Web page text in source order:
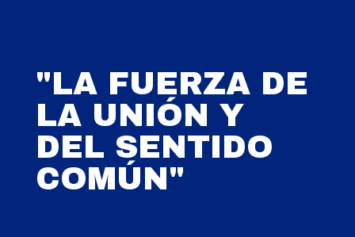
"LA FUERZA DE
LA UNIÓN Y
DEL SENTIDO
COMÚN"